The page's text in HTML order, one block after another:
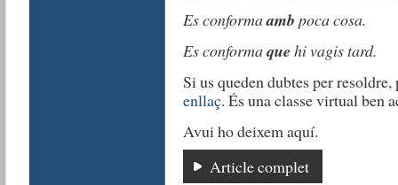
Es conformaamb poca cosa.
Es conformaque hi vagis tard.
Si us queden dubtes per
enllaç. És una classe virtual ben
Avui ho deixem aquí.
Article complet